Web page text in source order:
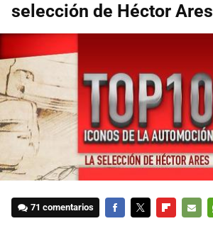
selección de Héctor Ares
71 comentarios